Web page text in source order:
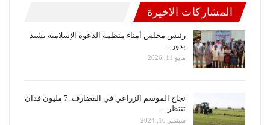
المشاركات الاخيرة
رئيس مجلس أمناء منظمة الدعوة الإسلامية يشيد
بدور…
مايو 11, 2026
نجاح الموسم الزراعي في القضارف..7 مليون فدان
تنتظر…
سبتمبر 10, 2024